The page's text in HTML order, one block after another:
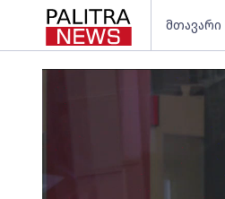
მთავარი